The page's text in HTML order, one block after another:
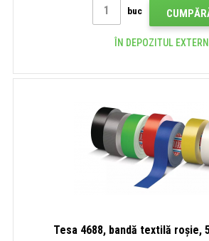
buc
ÎN DEPOZITUL EXTERN
Tesa 4688, bandă textilă roșie,